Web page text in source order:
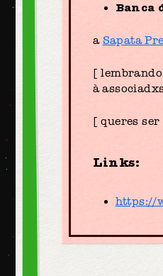
Banca
a Sapata
[ lembrando
à
[ queres
Links:
https://